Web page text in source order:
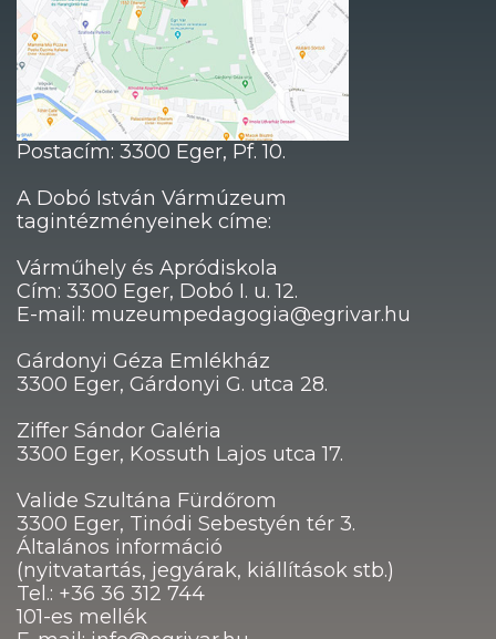
Postacím: 3300 Eger, Pf. 10.
A Dobó István Vármúzeum
tagintézményeinek címe:
Várműhely és Apródiskola
Cím: 3300 Eger, Dobó I. u. 12.
E-mail: muzeumpedagogia@egrivar.hu
Gárdonyi Géza Emlékház
3300 Eger, Gárdonyi G. utca 28.
Ziffer Sándor Galéria
3300 Eger, Kossuth Lajos utca 17.
Valide Szultána Fürdőrom
3300 Eger, Tinódi Sebestyén tér 3.
Általános információ
(nyitvatartás, jegyárak, kiállítások stb.)
Tel.: +36 36 312 744
101-es mellék